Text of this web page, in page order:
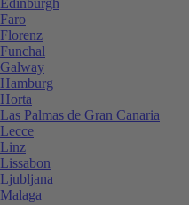
Faro
Florenz
Funchal
Galway
Hamburg
Horta
Las Palmas de Gran Canaria
Lecce
Linz
Lissabon
Ljubljana
Malaga